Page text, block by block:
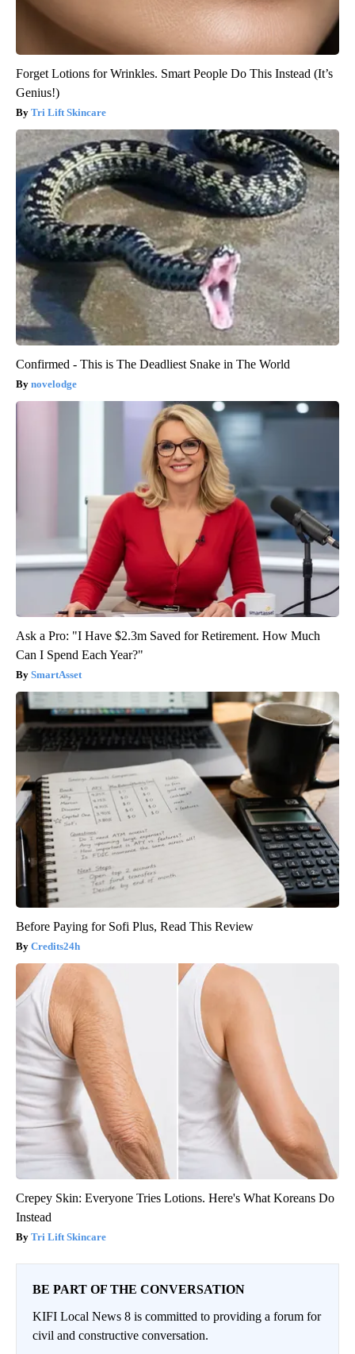
Forget Lotions for Wrinkles. Smart People Do This Instead (It’s
Genius!)
Tri Lift Skincare
Confirmed - This is The Deadliest Snake in The World
novelodge
Ask a Pro: "I Have $2.3m Saved for Retirement. How Much
Can I Spend Each Year?"
SmartAsset
Before Paying for Sofi Plus, Read This Review
Credits24h
Crepey Skin: Everyone Tries Lotions. Here's What Koreans Do
Instead
Tri Lift Skincare
BE PART OF THE CONVERSATION
KIFI Local News 8 is committed to providing a forum for
civil and constructive conversation.